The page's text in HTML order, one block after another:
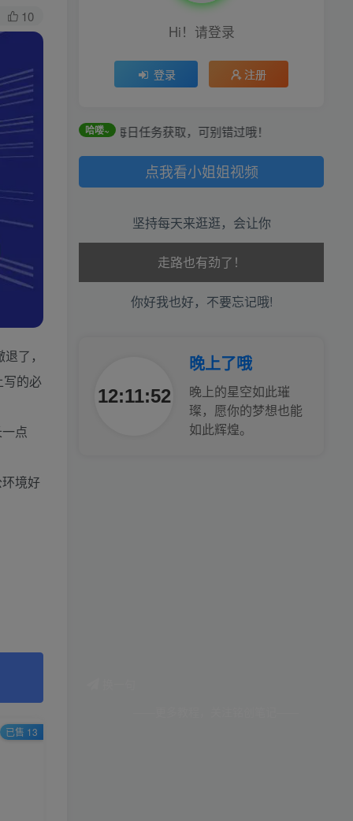
10
了，
写的必
点
境好
已售 13
Hi！请登录
登录 注册
哈喽~
过签到和每日任务获取，可别错过哦！
点我看小姐姐视频
坚持每天来逛逛，会让你
生活也美好了！
心情也舒畅了！
走路也有劲了！
腿也不痛了！
腰也不酸了！
工作也轻松了！
你好我也好，不要忘记哦!
12:11:53
晚上了哦
晚上的星空如此璀
璨，愿你的梦想也能
如此辉煌。